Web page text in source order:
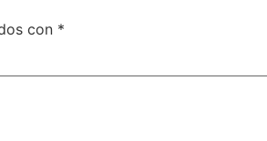
con *